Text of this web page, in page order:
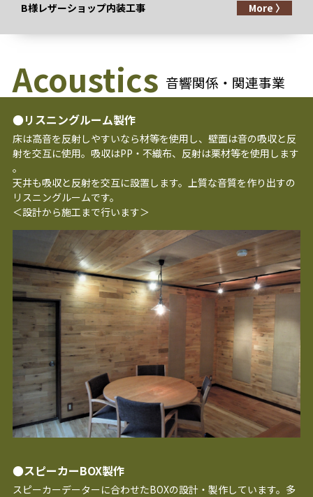
B様レザーショップ内装工事 More 〉
Acoustics 音響関係・関連事業
●リスニングルーム製作
床は高音を反射しやすいなら材等を使用し、壁面は音の吸収と反
射を交互に使用。吸収はPP・不織布、反射は栗材等を使用します
。
天井も吸収と反射を交互に設置します。上質な音質を作り出すの
リスニングルームです。
＜設計から施工まで行います＞
●スピーカーBOX製作
スピーカーデーターに合わせたBOXの設計・製作しています。多